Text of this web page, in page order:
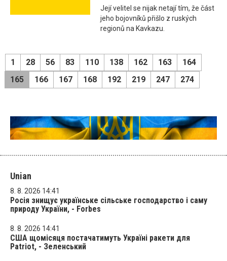
Její velitel se nijak netají tím, že část
jeho bojovníků přišlo z ruských
regionů na Kavkazu.
1 28 56 83 110 138 162 163
164
165
166 167 168 192 219 247 274
Unian
8. 8. 2026 14:41
Росія знищує українське сільське господарство і саму
природу України, - Forbes
8. 8. 2026 14:41
США щомісяця постачатимуть Україні ракети для
Patriot, - Зеленський